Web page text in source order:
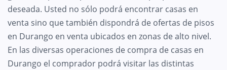
deseada. Usted no sólo podrá encontrar casas en
venta sino que también dispondrá de ofertas de pisos
en Durango en venta ubicados en zonas de alto nivel.
En las diversas operaciones de compra de casas en
Durango el comprador podrá visitar las distintas